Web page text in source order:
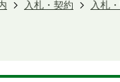
入札・契約 入札